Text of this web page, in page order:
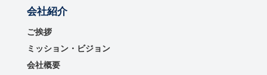
会社紹介
ご挨拶
ミッション・ビジョン
会社概要